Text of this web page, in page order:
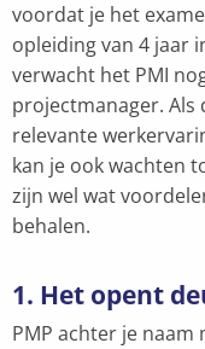
voordat je het
opleiding van 4 jaar
verwacht het PMI
projectmanager. Als
relevante
kan je ook wachten
zijn wel wat
behalen.
1. Het opent
PMP achter je